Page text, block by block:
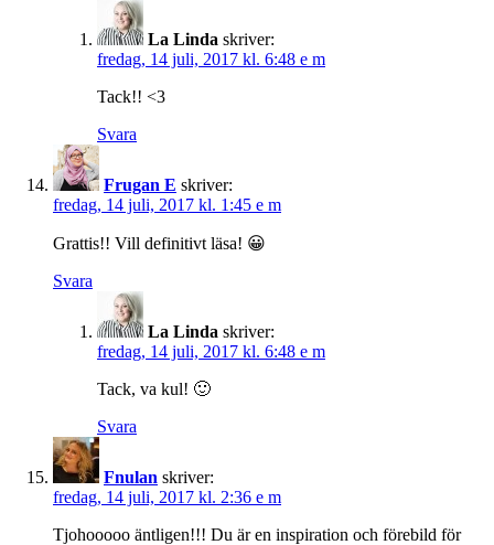
La Linda skriver:
fredag, 14 juli, 2017 kl. 6:48 e m
Tack!! <3
Svara
Frugan E skriver:
fredag, 14 juli, 2017 kl. 1:45 e m
Grattis!! Vill definitivt läsa! 😀
Svara
La Linda skriver:
fredag, 14 juli, 2017 kl. 6:48 e m
Tack, va kul! 🙂
Svara
Fnulan skriver:
fredag, 14 juli, 2017 kl. 2:36 e m
Tjohooooo äntligen!!! Du är en inspiration och förebild för